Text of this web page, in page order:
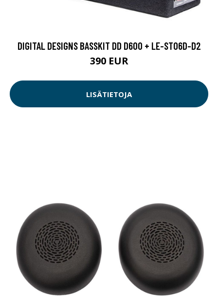
DIGITAL DESIGNS BASSKIT DD D600 + LE-ST06D-D2
390 EUR
LISÄTIETOJA